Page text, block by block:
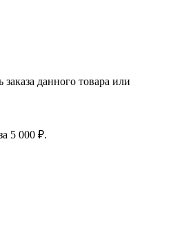
данного товара или
5 000 ₽.